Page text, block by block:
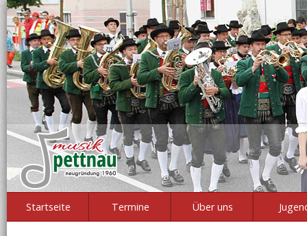
Startseite Termine Über uns